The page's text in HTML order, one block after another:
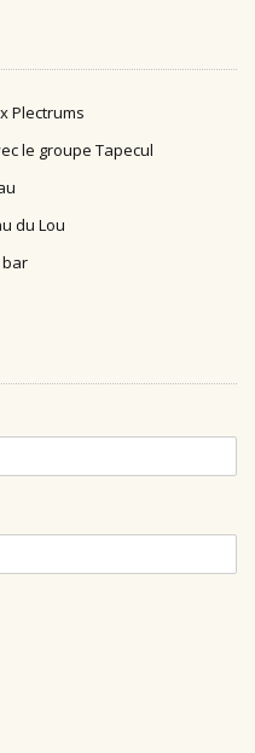
Plectrums
le groupe Tapecul
du Lou
bar